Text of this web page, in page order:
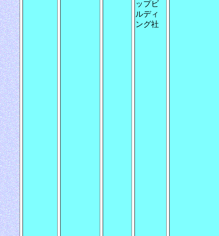
ップビ
ルディ
ング社